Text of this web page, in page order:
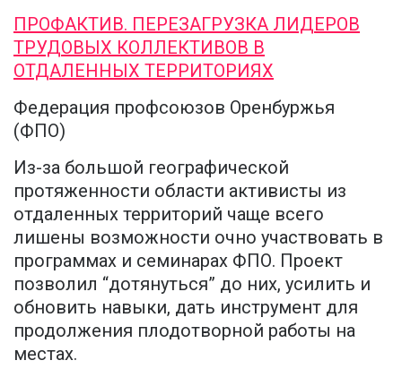
ПРОФАКТИВ. ПЕРЕЗАГРУЗКА ЛИДЕРОВ
ТРУДОВЫХ КОЛЛЕКТИВОВ В
ОТДАЛЕННЫХ ТЕРРИТОРИЯХ
Федерация профсоюзов Оренбуржья
(ФПО)
Из-за большой географической
протяженности области активисты из
отдаленных территорий чаще всего
лишены возможности очно участвовать в
программах и семинарах ФПО. Проект
позволил “дотянуться” до них, усилить и
обновить навыки, дать инструмент для
продолжения плодотворной работы на
местах.